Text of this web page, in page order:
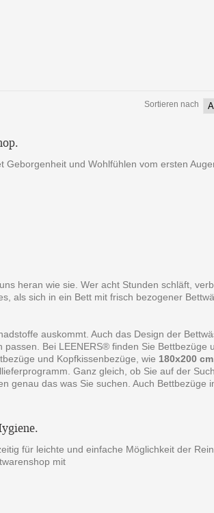
Sortieren nach
und Wohlfühlen vom ersten
heran wie sie. Wer acht Stunden schläft,
als sich in ein Bett mit frisch bezogener
auskommt. Auch das Design der
Bei LEENERS® finden Sie Bettbezüge
und Kopfkissenbezüge, wie 180x200
Ganz gleich, ob Sie auf der
genau das was Sie suchen. Auch Bettbezüge
für leichte und einfache Möglichkeit der
mit